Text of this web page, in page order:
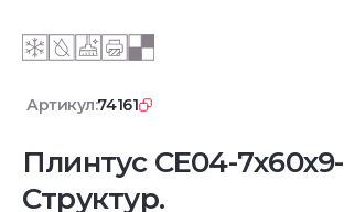
Артикул:74161
Плинтус CE04-7x60x9-
Структур.